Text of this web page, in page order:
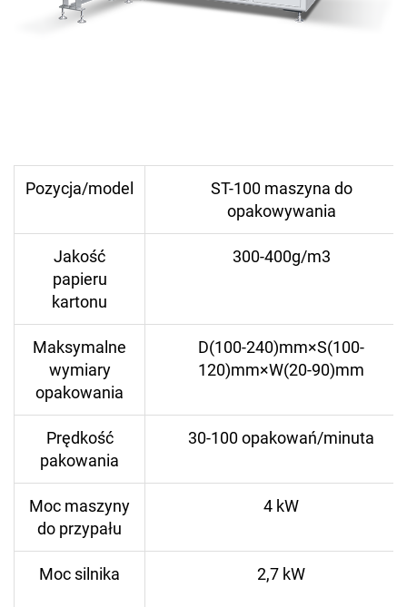
Pozycja/model
ST-100 maszyna do
opakowywania
Jakość
papieru
kartonu
300-400g/m3
Maksymalne
wymiary
opakowania
D(100-240)mm×S(100-
120)mm×W(20-90)mm
Prędkość
pakowania
30-100 opakowań/minuta
Moc maszyny
do przypału
4 kW
Moc silnika 2,7 kW